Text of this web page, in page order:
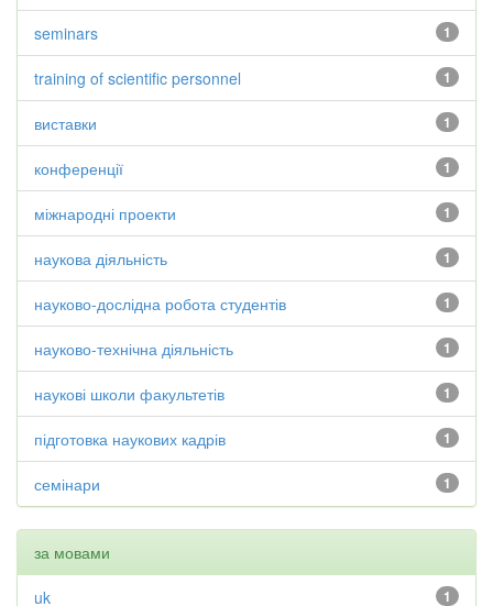
1
seminars
1
training of scientific personnel
1
виставки
1
конференції
1
міжнародні проекти
1
наукова діяльність
1
науково-дослідна робота студентів
1
науково-технічна діяльність
1
наукові школи факультетів
1
підготовка наукових кадрів
1
семінари
за мовами
1
uk